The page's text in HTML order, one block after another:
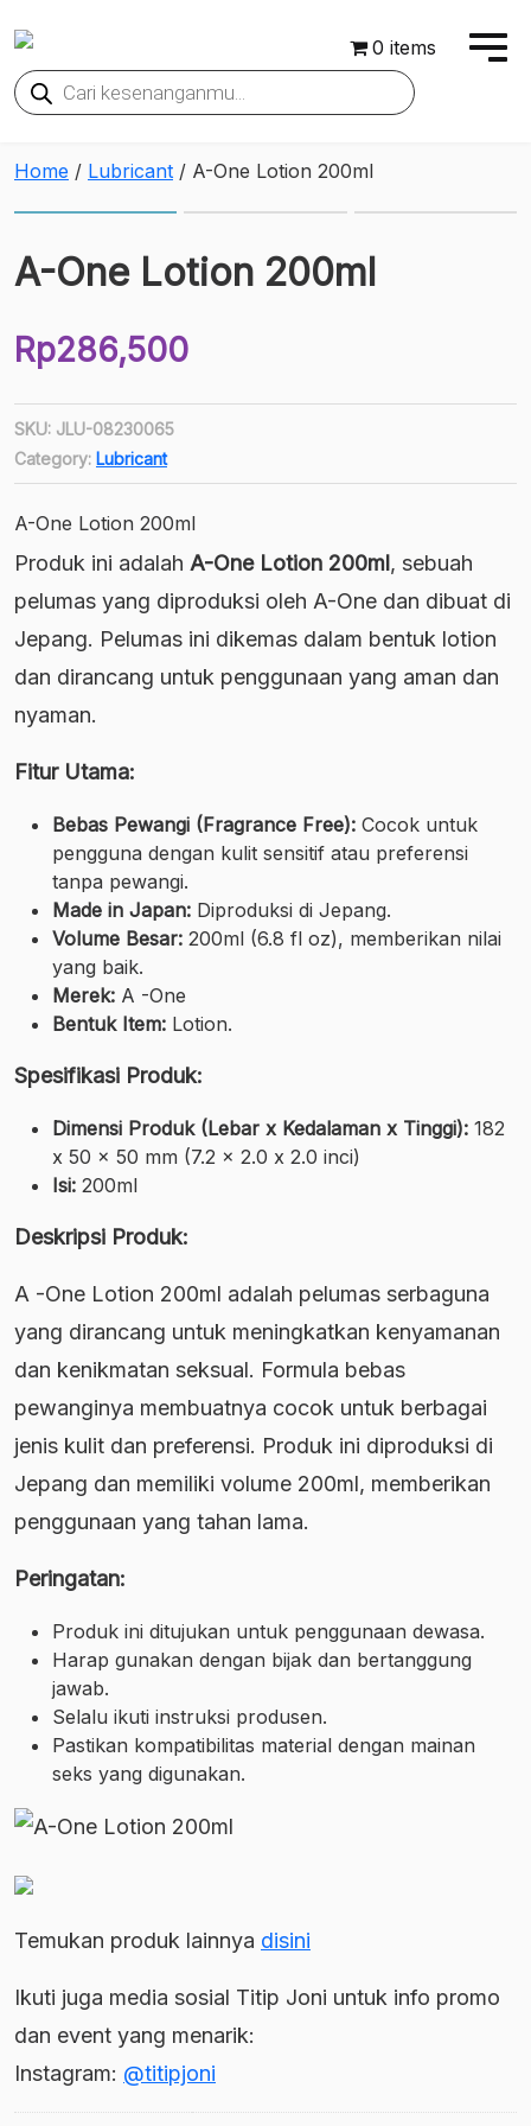
0 items
Products
search
Home / Lubricant / A-One Lotion 200ml
A-One Lotion 200ml
Rp286,500
SKU: JLU-08230065
Category: Lubricant
A-One Lotion 200ml
Produk ini adalah A-One Lotion 200ml, sebuah
pelumas yang diproduksi oleh A-One dan dibuat di
Jepang. Pelumas ini dikemas dalam bentuk lotion
dan dirancang untuk penggunaan yang aman dan
nyaman.
Fitur Utama:
Bebas Pewangi (Fragrance Free): Cocok untuk
pengguna dengan kulit sensitif atau preferensi
tanpa pewangi.
Made in Japan: Diproduksi di Jepang.
Volume Besar: 200ml (6.8 fl oz), memberikan nilai
yang baik.
Merek: A -One
Bentuk Item: Lotion.
Spesifikasi Produk:
Dimensi Produk (Lebar x Kedalaman x Tinggi): 182
x 50 x 50 mm (7.2 x 2.0 x 2.0 inci)
Isi: 200ml
Deskripsi Produk:
A -One Lotion 200ml adalah pelumas serbaguna
yang dirancang untuk meningkatkan kenyamanan
dan kenikmatan seksual. Formula bebas
pewanginya membuatnya cocok untuk berbagai
jenis kulit dan preferensi. Produk ini diproduksi di
Jepang dan memiliki volume 200ml, memberikan
penggunaan yang tahan lama.
Peringatan:
Produk ini ditujukan untuk penggunaan dewasa.
Harap gunakan dengan bijak dan bertanggung
jawab.
Selalu ikuti instruksi produsen.
Pastikan kompatibilitas material dengan mainan
seks yang digunakan.
Temukan produk lainnya disini
Ikuti juga media sosial Titip Joni untuk info promo
dan event yang menarik:
Instagram: @titipjoni